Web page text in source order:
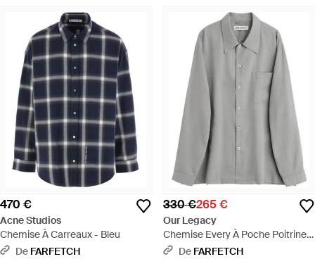
470 €
Acne Studios
Chemise À Carreaux - Bleu
De FARFETCH
330 €265 €
Our Legacy
Chemise Every À Poche Poitrine -
GrisDe FARFETCH